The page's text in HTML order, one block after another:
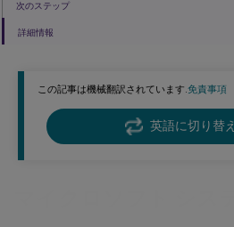
この記事は機械翻訳されています.免責事項
英語に切り替え
次のステップ
詳細情報